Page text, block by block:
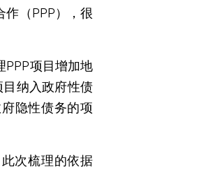
作（PPP），很
项目增加地
纳入政府性债
隐性债务的项
次梳理的依据